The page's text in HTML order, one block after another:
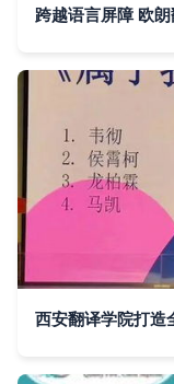
西安翻译学院打造